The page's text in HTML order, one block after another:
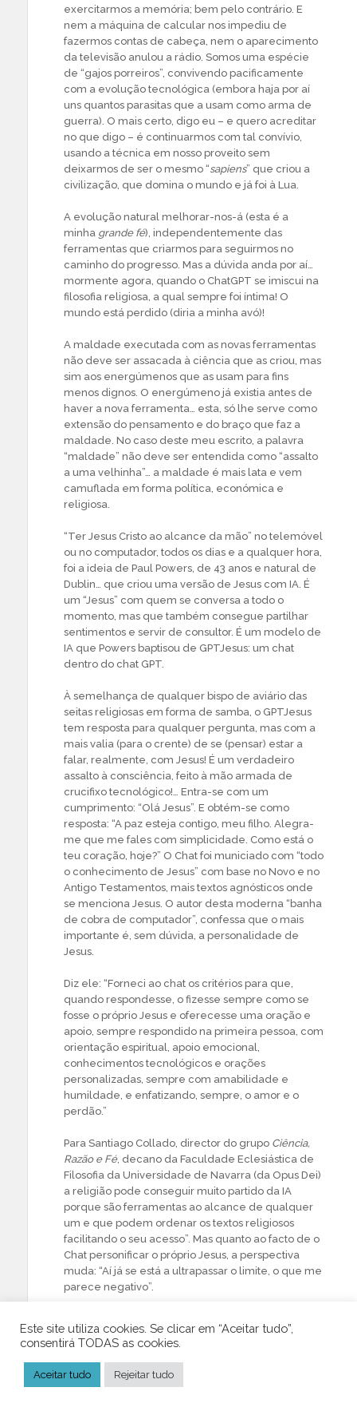
exercitarmos a memória; bem pelo contrário. E
nem a máquina de calcular nos impediu de
fazermos contas de cabeça, nem o aparecimento
da televisão anulou a rádio. Somos uma espécie
de “gajos porreiros”, convivendo pacificamente
com a evolução tecnológica (embora haja por aí
uns quantos parasitas que a usam como arma de
guerra). O mais certo, digo eu – e quero acreditar
no que digo – é continuarmos com tal convívio,
usando a técnica em nosso proveito sem
deixarmos de ser o mesmo “sapiens” que criou a
civilização, que domina o mundo e já foi à Lua.
A evolução natural melhorar-nos-á (esta é a
minha grande fé), independentemente das
ferramentas que criarmos para seguirmos no
caminho do progresso. Mas a dúvida anda por aí…
mormente agora, quando o ChatGPT se imiscui na
filosofia religiosa, a qual sempre foi íntima! O
mundo está perdido (diria a minha avó)!
A maldade executada com as novas ferramentas
não deve ser assacada à ciência que as criou, mas
sim aos energúmenos que as usam para fins
menos dignos. O energúmeno já existia antes de
haver a nova ferramenta… esta, só lhe serve como
extensão do pensamento e do braço que faz a
maldade. No caso deste meu escrito, a palavra
“maldade” não deve ser entendida como “assalto
a uma velhinha”… a maldade é mais lata e vem
camuflada em forma política, económica e
religiosa.
“Ter Jesus Cristo ao alcance da mão” no telemóvel
ou no computador, todos os dias e a qualquer hora,
foi a ideia de Paul Powers, de 43 anos e natural de
Dublin… que criou uma versão de Jesus com IA. É
um “Jesus” com quem se conversa a todo o
momento, mas que também consegue partilhar
sentimentos e servir de consultor. É um modelo de
IA que Powers baptisou de GPTJesus: um chat
dentro do chat GPT.
À semelhança de qualquer bispo de aviário das
seitas religiosas em forma de samba, o GPTJesus
tem resposta para qualquer pergunta, mas com a
mais valia (para o crente) de se (pensar) estar a
falar, realmente, com Jesus! É um verdadeiro
assalto à consciência, feito à mão armada de
crucifixo tecnológico!… Entra-se com um
cumprimento: “Olá Jesus”. E obtém-se como
resposta: “A paz esteja contigo, meu filho. Alegra-
me que me fales com simplicidade. Como está o
teu coração, hoje?” O Chat foi municiado com “todo
o conhecimento de Jesus” com base no Novo e no
Antigo Testamentos, mais textos agnósticos onde
se menciona Jesus. O autor desta moderna “banha
de cobra de computador”, confessa que o mais
importante é, sem dúvida, a personalidade de
Jesus.
Diz ele: “Forneci ao chat os critérios para que,
quando respondesse, o fizesse sempre como se
fosse o próprio Jesus e oferecesse uma oração e
apoio, sempre respondido na primeira pessoa, com
orientação espiritual, apoio emocional,
conhecimentos tecnológicos e orações
personalizadas, sempre com amabilidade e
humildade, e enfatizando, sempre, o amor e o
perdão.”
Para Santiago Collado, director do grupo Ciência,
Razão e Fé, decano da Faculdade Eclesiástica de
Filosofia da Universidade de Navarra (da Opus Dei)
a religião pode conseguir muito partido da IA
porque são ferramentas ao alcance de qualquer
um e que podem ordenar os textos religiosos
facilitando o seu acesso”. Mas quanto ao facto de o
Chat personificar o próprio Jesus, a perspectiva
muda: “Aí já se está a ultrapassar o limite, o que me
parece negativo”.
documentoAntiqua et Nova, dizendo que a IA
“carece de dimensões criativas, espirituais e
exploração da fé por computador, usada por
Este site utiliza cookies. Se clicar em “Aceitar tudo”,
consentirá TODAS as cookies.
Aceitar tudo Rejeitar tudo